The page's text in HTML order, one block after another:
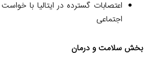
اعتصابات گسترده در ایتالیا با
اجتماعی
بخش سلامت و درمان